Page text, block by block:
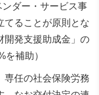
ダー・サービス事
てることが原則とな
開発支援助成金」の
補助）
専任の社会保険労務